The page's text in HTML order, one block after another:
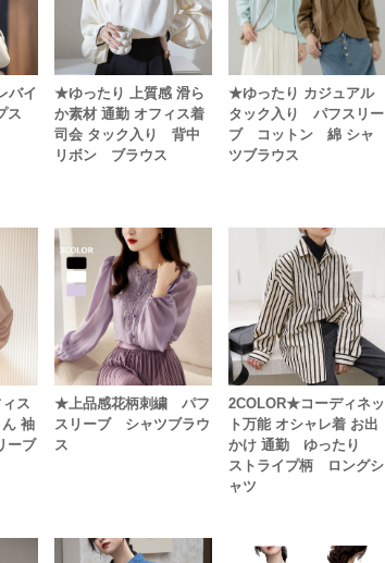
バイ
ス
★ゆったり 上質感 滑ら
か素材 通勤 オフィス着
司会 タック入り 背中
リボン ブラウス
★ゆったり カジュアル
タック入り パフスリー
ブ コットン 綿 シャ
ツブラウス
ス
袖
ーブ
★上品感花柄刺繍 パフ
スリーブ シャツブラウ
ス
2COLOR★コーディネッ
ト万能 オシャレ着 お出
かけ 通勤 ゆったり
ストライプ柄 ロングシ
ャツ